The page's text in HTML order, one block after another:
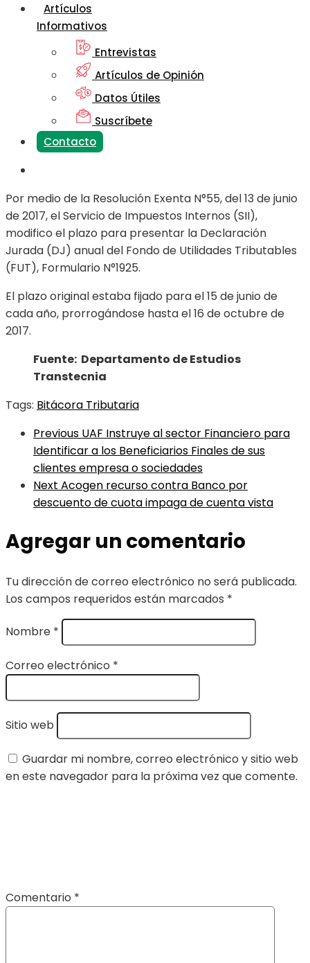
Artículos
Informativos
Entrevistas
Artículos de Opinión
Datos Útiles
Suscríbete
Contacto
Por medio de la Resolución Exenta N°55, del 13 de junio
de 2017, el Servicio de Impuestos Internos (SII),
modifico el plazo para presentar la Declaración
Jurada (DJ) anual del Fondo de Utilidades Tributables
(FUT), Formulario N°1925.
El plazo original estaba fijado para el 15 de junio de
cada año, prorrogándose hasta el 16 de octubre de
2017.
Fuente: Departamento de Estudios
Transtecnia
Tags: Bitácora Tributaria
Previous UAF Instruye al sector Financiero para
Identificar a los Beneficiarios Finales de sus
clientes empresa o sociedades
Next Acogen recurso contra Banco por
descuento de cuota impaga de cuenta vista
Agregar un comentario
Tu dirección de correo electrónico no será publicada.
Los campos requeridos están marcados *
Nombre *
Correo electrónico *
Sitio web
Guardar mi nombre, correo electrónico y sitio web
en este navegador para la próxima vez que comente.
Comentario *